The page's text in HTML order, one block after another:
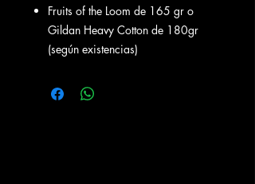
Fruits of the Loom de 165 gr o
Gildan Heavy Cotton de 180gr
(según existencias)